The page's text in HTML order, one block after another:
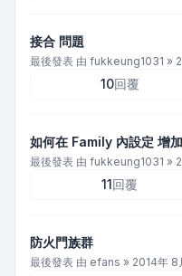
接合 問題
最後發表 由 fukkeung1031 »
10回覆
如何在 Family 內設定 增
最後發表 由 fukkeung1031 »
11回覆
防火門族群
最後發表 由 efans » 2014年 8